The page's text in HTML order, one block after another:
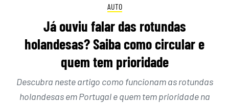
AUTO
Já ouviu falar das rotundas
holandesas? Saiba como circular e
quem tem prioridade
Descubra neste artigo como funcionam as rotundas
holandesas em Portugal e quem tem prioridade na